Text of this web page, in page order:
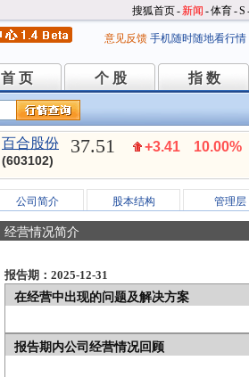
搜狐首页-新闻 -体育-S
意见反馈 手机随时随地看行情
首 页
首 页 个 股
个 股 指 数
指 数
百合股份
(603102)
37.51 +3.41 10.00%
公司简介 股本结构 管理层
经营情况简介
报告期：2025-12-31
在经营中出现的问题及解决方案
报告期内公司经营情况回顾